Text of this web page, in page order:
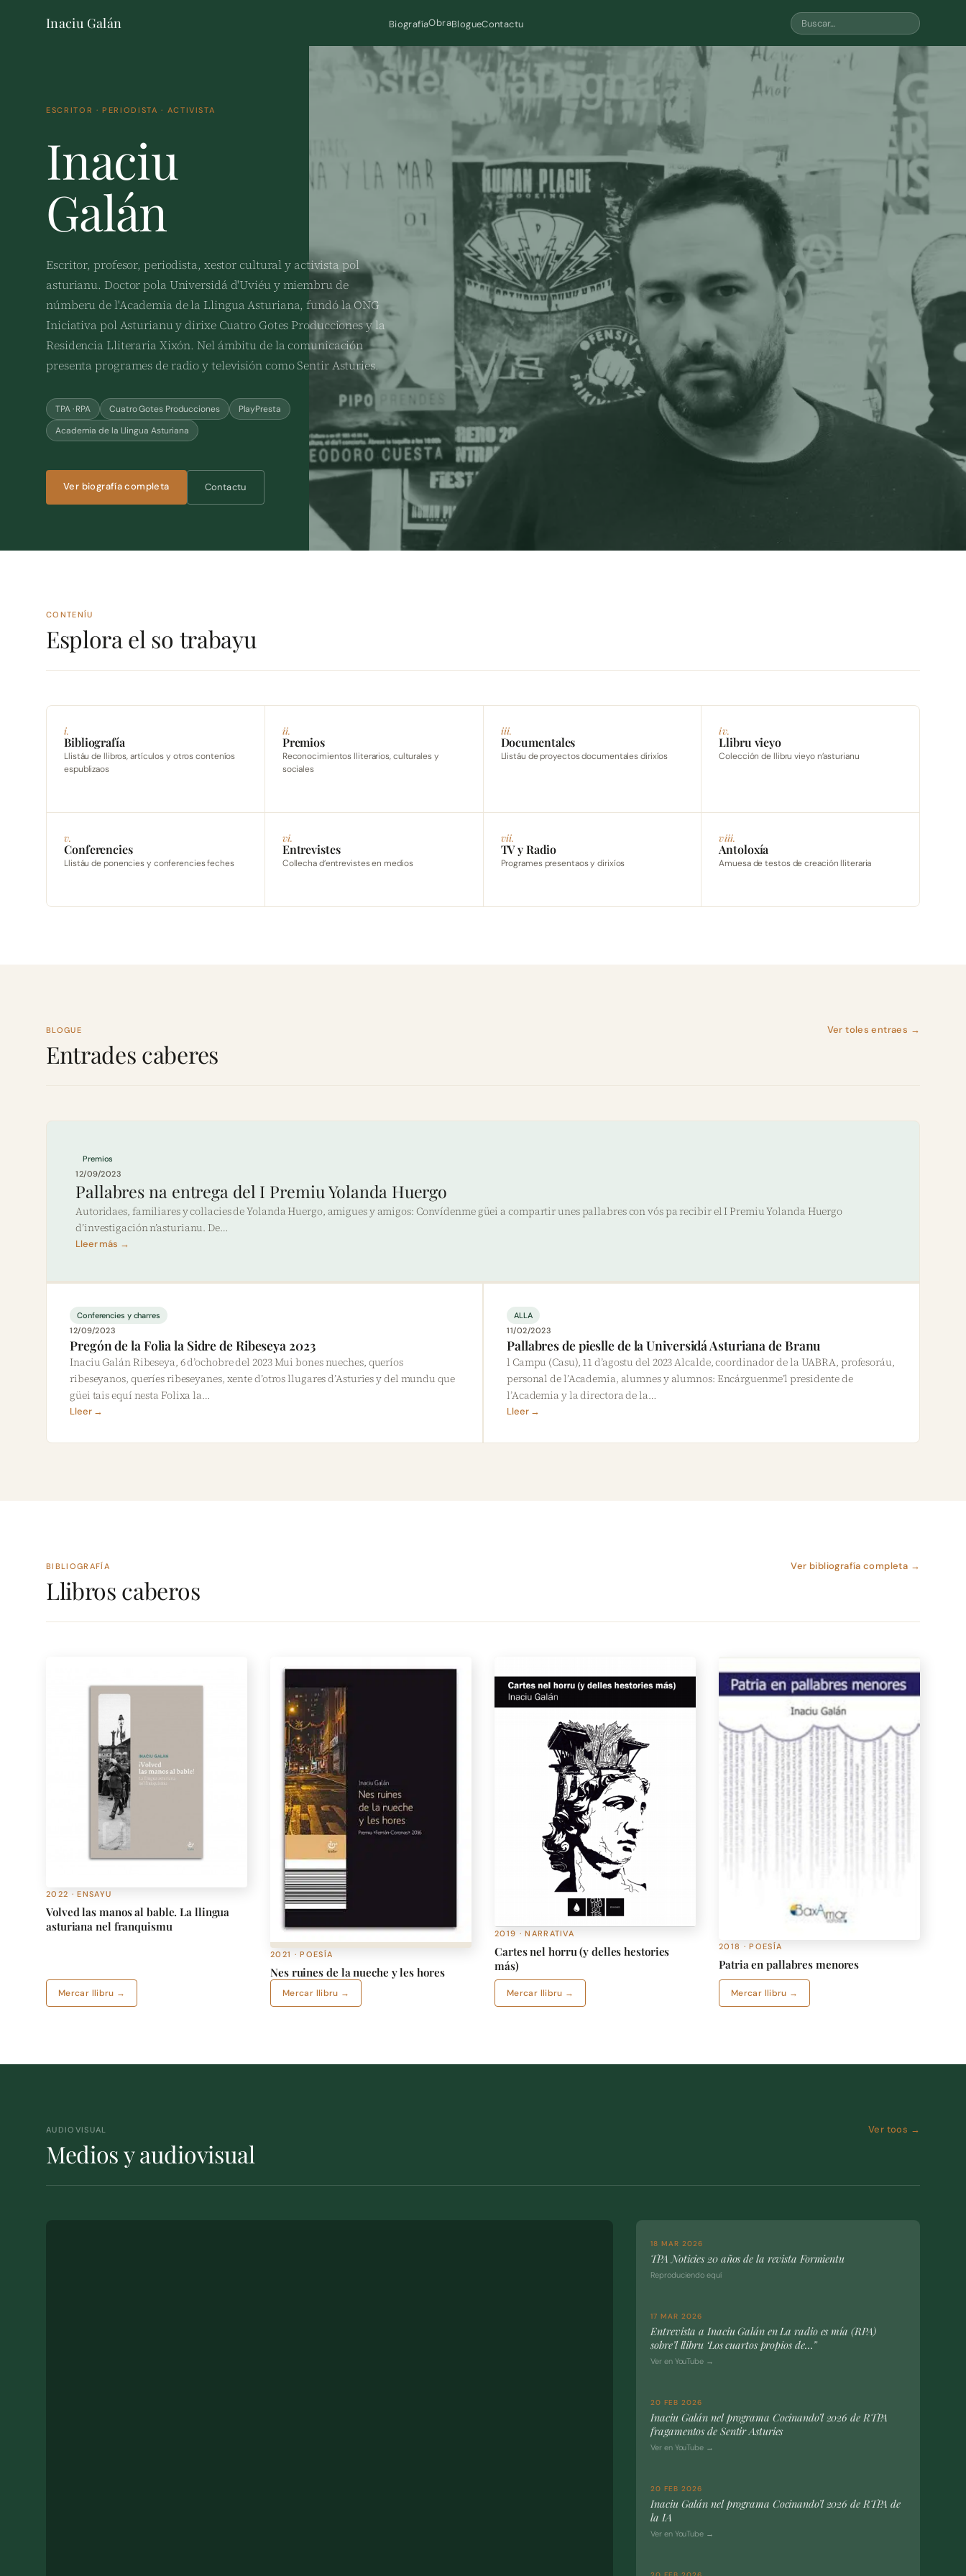
Inaciu Galán BiografíaObraBlogueContactu
ESCRITOR · PERIODISTA · ACTIVISTA
Inaciu
Galán
Escritor, profesor, periodista, xestor cultural y activista pol
asturianu. Doctor pola Universidá d'Uviéu y miembru de
númberu de l'Academia de la Llingua Asturiana, fundó la ONG
Iniciativa pol Asturianu y dirixe Cuatro Gotes Producciones y la
Residencia Lliteraria Xixón. Nel ámbitu de la comunicación
presenta programes de radio y televisión como Sentir Asturies.
TPA · RPA Cuatro Gotes Producciones
PlayPresta
Academia de la Llingua Asturiana
Ver biografía completa Contactu
CONTENÍU
Esplora el so trabayu
i.
Bibliografía
Llistáu de llibros, artículos y otros conteníos
espublizaos
ii.
Premios
Reconocimientos lliterarios, culturales y
sociales
iii.
Documentales
Llistáu de proyectos documentales dirixíos
iv.
Llibru vieyo
Colección de llibru vieyo n’asturianu
v.
Conferencies
Llistáu de ponencies y conferencies feches
vi.
Entrevistes
Collecha d’entrevistes en medios
vii.
TV y Radio
Programes presentaos y dirixíos
viii.
Antoloxía
Amuesa de testos de creación lliteraria
BLOGUE
Entrades caberes
Ver toles entraes →
Premios
12/09/2023
Pallabres na entrega del I Premiu Yolanda Huergo
Autoridaes, familiares y collacies de Yolanda Huergo, amigues y amigos: Convídenme güei a compartir unes pallabres con vós pa recibir el I Premiu Yolanda Huergo
d’investigación n’asturianu. De…
Lleer más →
Conferencies y charres
12/09/2023
Pregón de la Folia la Sidre de Ribeseya 2023
Inaciu Galán Ribeseya, 6 d’ochobre del 2023 Mui bones nueches, queríos
ribeseyanos, queríes ribeseyanes, xente d’otros llugares d’Asturies y del mundu que
güei tais equí nesta Folixa la…
Lleer →
ALLA
11/02/2023
Pallabres de pieslle de la Universidá Asturiana de Branu
l Campu (Casu), 11 d’agostu del 2023 Alcalde, coordinador de la UABRA, profesoráu,
personal de l’Academia, alumnes y alumnos: Encárguenme’l presidente de
l’Academia y la directora de la…
Lleer →
BIBLIOGRAFÍA
Llibros caberos
Ver bibliografía completa →
2022 · ENSAYU
Volved las manos al bable. La llingua
asturiana nel franquismu
Mercar llibru →
2021 · POESÍA
Nes ruines de la nueche y les hores
Mercar llibru →
2019 · NARRATIVA
Cartes nel horru (y delles hestories
más)
Mercar llibru →
2018 · POESÍA
Patria en pallabres menores
Mercar llibru →
AUDIOVISUAL
Medios y audiovisual
Ver toos →
18 MAR 2026
TPA Noticies 20 años de la revista Formientu
Reproduciendo equí
17 MAR 2026
Entrevista a Inaciu Galán en La radio es mía (RPA)
sobre’l llibru ‘Los cuartos propios de…”
Ver en YouTube →
20 FEB 2026
Inaciu Galán nel programa Cocinando’l 2026 de RTPA
fragamentos de Sentir Asturies
Ver en YouTube →
20 FEB 2026
Inaciu Galán nel programa Cocinando’l 2026 de RTPA de
la IA
Ver en YouTube →